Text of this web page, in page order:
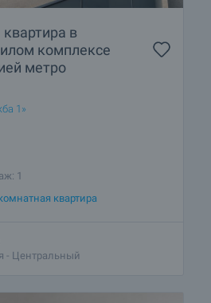
в
комплексе
метро
1»
1
квартира
- Центральный